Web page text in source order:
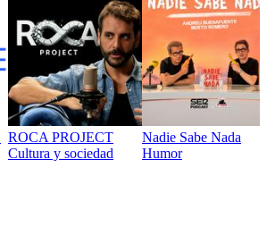
ROCA PROJECT
Cultura y sociedad
Nadie Sabe Nada
Humor